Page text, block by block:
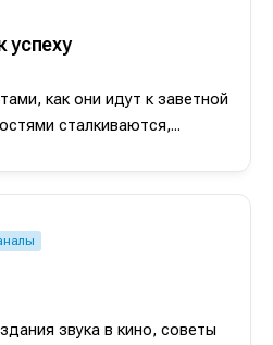
успеху
как они идут к заветной
сталкиваются,...
звука в кино, советы